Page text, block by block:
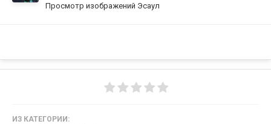
Просмотр изображений Эсаул
ИЗ КАТЕГОРИИ: